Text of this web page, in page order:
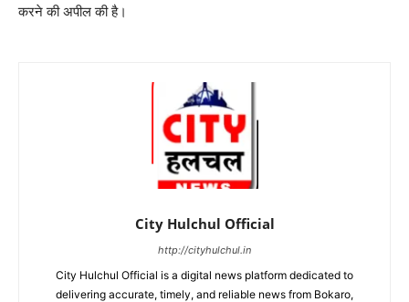
करने की अपील की है।
City Hulchul Official
http://cityhulchul.in
City Hulchul Official is a digital news platform dedicated to
delivering accurate, timely, and reliable news from Bokaro,